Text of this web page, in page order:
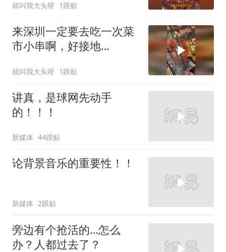
就叫我大头呀 1跟贴
来深圳一定要去吃一次菜
市小串啊，好接地
就叫我大头呀 1跟贴
讲真，是球网先动手
的！！！
新媒体 44跟贴
论背景音乐的重要性！！
新媒体 2跟贴
旁边有个抢活的…怎么
办？人都过去了？